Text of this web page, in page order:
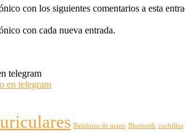
con los siguientes comentarios a esta
con cada nueva entrada.
telegram
Batidoras de mano Bluetooth cuchillos